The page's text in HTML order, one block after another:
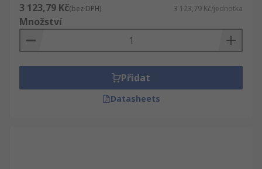
3 123,79 Kč(bez DPH) 3 123,79 Kč/jednotka
Množství
Přidat
Datasheets